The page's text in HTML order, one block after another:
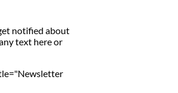
notified about
text here or